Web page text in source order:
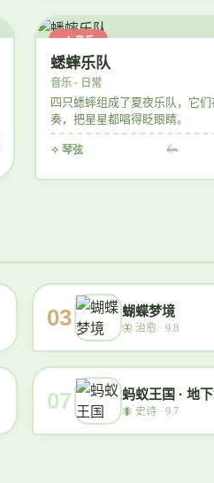
🎶 音乐
蟋蟀乐队
音乐 · 日常
四只蟋蟀组成了夏夜乐队，它
奏，把星星都唱得眨眼睛。
✧ 琴弦 🦗
03 蝴蝶梦境
🦋 治愈 · 9.8
07 蚂蚁王国 · 地
🐜 史诗 · 9.7